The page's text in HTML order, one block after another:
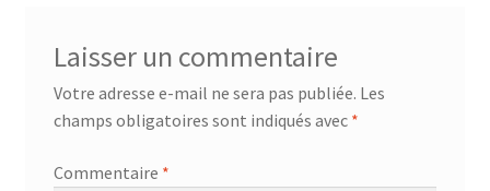
Laisser un commentaire
Votre adresse e-mail ne sera pas publiée. Les
champs obligatoires sont indiqués avec *
Commentaire *